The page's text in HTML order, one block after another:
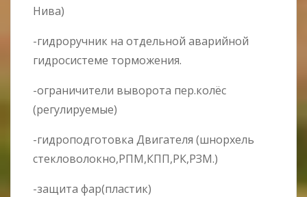
Нива)
-гидроручник на отдельной аварийной
гидросистеме торможения.
-ограничители выворота пер.колёс
(регулируемые)
-гидроподготовка Двигателя (шнорхель
стекловолокно,РПМ,КПП,РК,РЗМ.)
-защита фар(пластик)